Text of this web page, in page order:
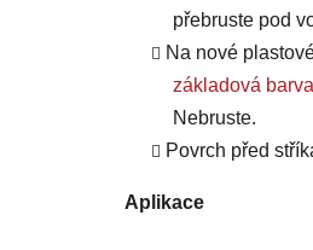
přebruste pod
Na nové
základová
Nebruste.
Povrch před
Aplikace